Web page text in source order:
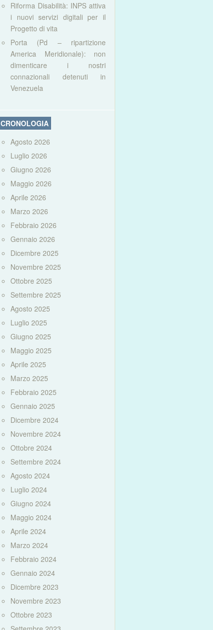
Riforma Disabilità: INPS attiva
i nuovi servizi digitali per il
Progetto di vita
Porta (Pd – ripartizione
America Meridionale): non
dimenticare i nostri
connazionali detenuti in
Venezuela
CRONOLOGIA
Agosto 2026
Luglio 2026
Giugno 2026
Maggio 2026
Aprile 2026
Marzo 2026
Febbraio 2026
Gennaio 2026
Dicembre 2025
Novembre 2025
Ottobre 2025
Settembre 2025
Agosto 2025
Luglio 2025
Giugno 2025
Maggio 2025
Aprile 2025
Marzo 2025
Febbraio 2025
Gennaio 2025
Dicembre 2024
Novembre 2024
Ottobre 2024
Settembre 2024
Agosto 2024
Luglio 2024
Giugno 2024
Maggio 2024
Aprile 2024
Marzo 2024
Febbraio 2024
Gennaio 2024
Dicembre 2023
Novembre 2023
Ottobre 2023